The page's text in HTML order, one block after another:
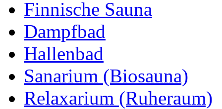
Finnische Sauna
Dampfbad
Hallenbad
Sanarium (Biosauna)
Relaxarium (Ruheraum)